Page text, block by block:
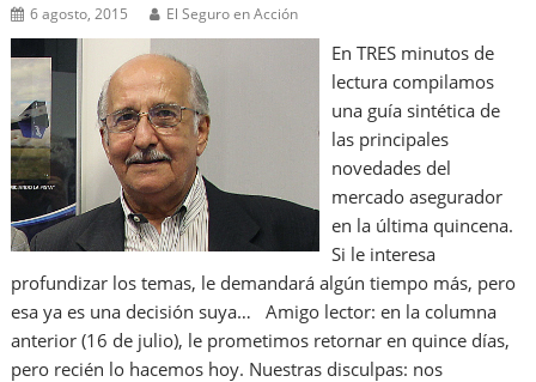
6 agosto, 2015 El Seguro en Acción
En TRES minutos de
lectura compilamos
una guía sintética de
las principales
novedades del
mercado asegurador
en la última quincena.
Si le interesa
profundizar los temas, le demandará algún tiempo más, pero
esa ya es una decisión suya… Amigo lector: en la columna
anterior (16 de julio), le prometimos retornar en quince días,
pero recién lo hacemos hoy. Nuestras disculpas: nos